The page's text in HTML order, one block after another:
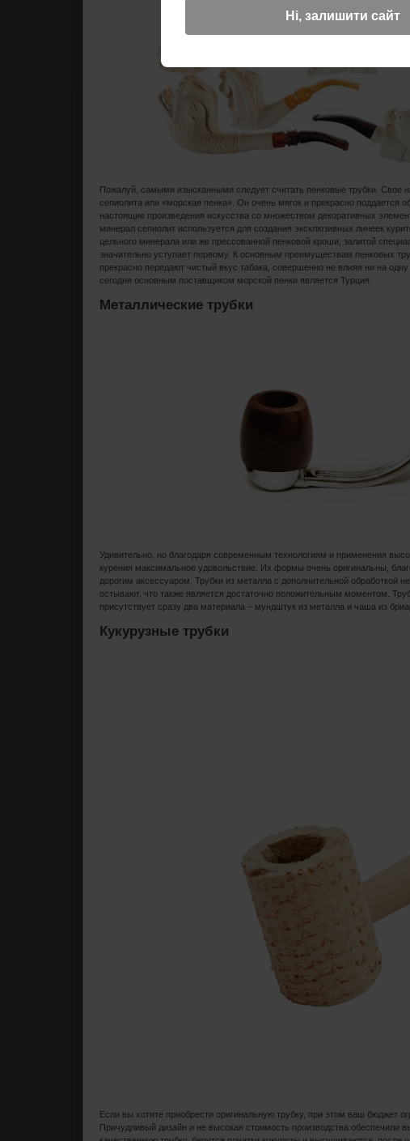
Пожалуй, самыми изысканными следует считать пенковые трубки. Свое
сепиолита или «морская пенка». Он очень мягок и прекрасно поддается
настоящие произведения искусства со множеством декоративных
минерал сепиолит используется для создания эксклюзивных линеек
цельного минерала или же прессованной пенковой кроши, залитой
значительно уступает первому. К основным преимуществам пенковых
прекрасно передают чистый вкус табака, совершенно не влияя ни на
сегодня основным поставщиком морской пенки является Турция.
Металлические трубки
Удивительно, но благодаря современным технологиям и применения
курения максимальное удовольствие. Их формы очень оригинальны,
дорогим аксессуаром. Трубки из металла с дополнительной обработкой
остывают, что также является достаточно положительным моментом.
присутствует сразу два материала – мундштук из металла и чаша из
Кукурузные трубки
Если вы хотите приобрести оригинальную трубку, при этом ваш бюджет
Причудливый дизайн и не высокая стоимость производства обеспечили
Ні, залишити сайт